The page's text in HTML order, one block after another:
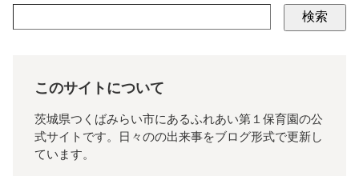
検索
このサイトについて
茨城県つくばみらい市にあるふれあい第１保育園の公
式サイトです。日々のの出来事をブログ形式で更新し
ています。